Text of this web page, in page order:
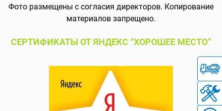
Фото размещены с согласия директоров. Копирование
материалов запрещено.
СЕРТИФИКАТЫ ОТ ЯНДЕКС “ХОРОШЕЕ МЕСТО”